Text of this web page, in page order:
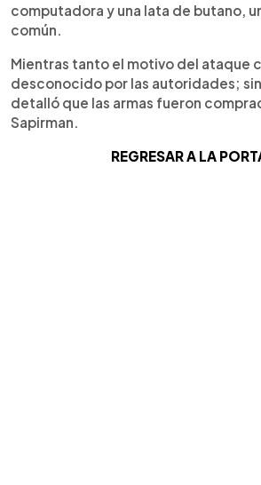
computadora y una lata de butano,
común.
Mientras tanto el motivo del ataque
desconocido por las autoridades;
detalló que las armas fueron
Sapirman.
REGRESAR A LA